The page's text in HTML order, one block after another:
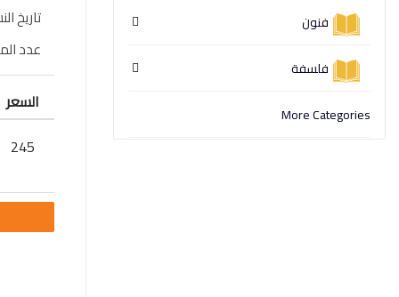
فنون
فلسفة
More Categories
تاريخ
عدد
السعر
245